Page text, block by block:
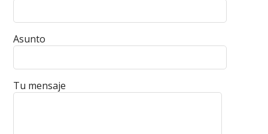
Asunto
Tu mensaje